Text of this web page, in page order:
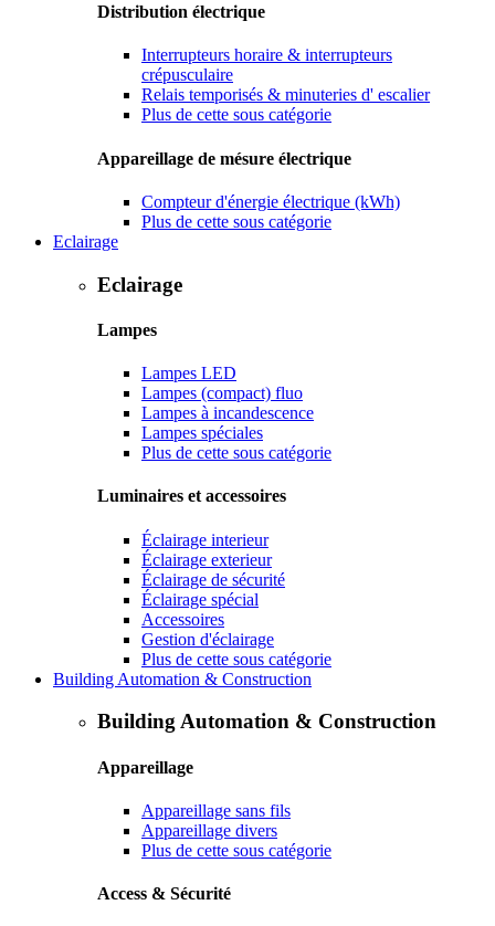
Distribution électrique
Interrupteurs horaire & interrupteurs
crépusculaire
Relais temporisés & minuteries d' escalier
Plus de cette sous catégorie
Appareillage de mésure électrique
Compteur d'énergie électrique (kWh)
Plus de cette sous catégorie
Eclairage
Eclairage
Lampes
Lampes LED
Lampes (compact) fluo
Lampes à incandescence
Lampes spéciales
Plus de cette sous catégorie
Luminaires et accessoires
Éclairage interieur
Éclairage exterieur
Éclairage de sécurité
Éclairage spécial
Accessoires
Gestion d'éclairage
Plus de cette sous catégorie
Building Automation & Construction
Building Automation & Construction
Appareillage
Appareillage sans fils
Appareillage divers
Plus de cette sous catégorie
Access & Sécurité